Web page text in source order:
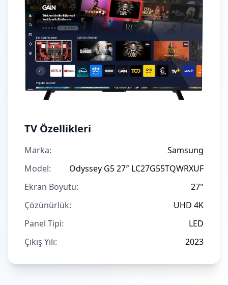
TV Özellikleri
Marka:
Samsung
Model:
Odyssey G5 27″ LC27G55TQWRXUF
Ekran Boyutu:
27"
Çözünürlük:
UHD 4K
Panel Tipi:
LED
Çıkış Yılı:
2023